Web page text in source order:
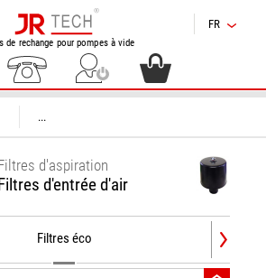
de rechange pour pompes à vide
FR
...
d'aspiration
d'entrée d'air
Filtres éco